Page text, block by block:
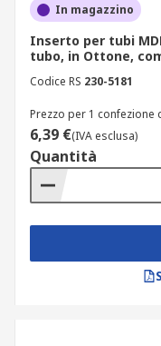
In magazzino
Inserto per tubi
tubo, in Ottone,
Codice RS 230-5181
Prezzo per 1 confezione
6,39 €(IVA esclusa)
Quantità